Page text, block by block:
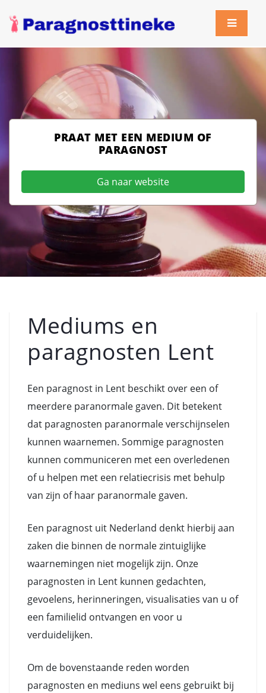
PRAAT MET EEN MEDIUM OF
PARAGNOST
Ga naar website
Mediums en
paragnosten Lent
Een paragnost in Lent beschikt over een of
meerdere paranormale gaven. Dit betekent
dat paragnosten paranormale verschijnselen
kunnen waarnemen. Sommige paragnosten
kunnen communiceren met een overledenen
of u helpen met een relatiecrisis met behulp
van zijn of haar paranormale gaven.
Een paragnost uit Nederland denkt hierbij aan
zaken die binnen de normale zintuiglijke
waarnemingen niet mogelijk zijn. Onze
paragnosten in Lent kunnen gedachten,
gevoelens, herinneringen, visualisaties van u of
een familielid ontvangen en voor u
verduidelijken.
Om de bovenstaande reden worden
paragnosten en mediuns wel eens gebruikt bij